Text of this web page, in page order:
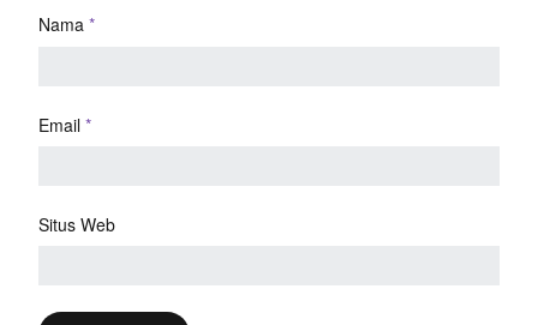
Nama *
Email *
Situs Web